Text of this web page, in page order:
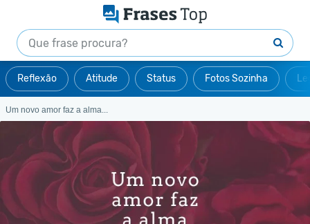
Reflexão Atitude Status Fotos Sozinha
Um novo amor faz a alma...